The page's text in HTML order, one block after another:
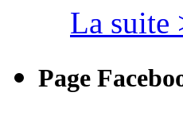
La suite
Page